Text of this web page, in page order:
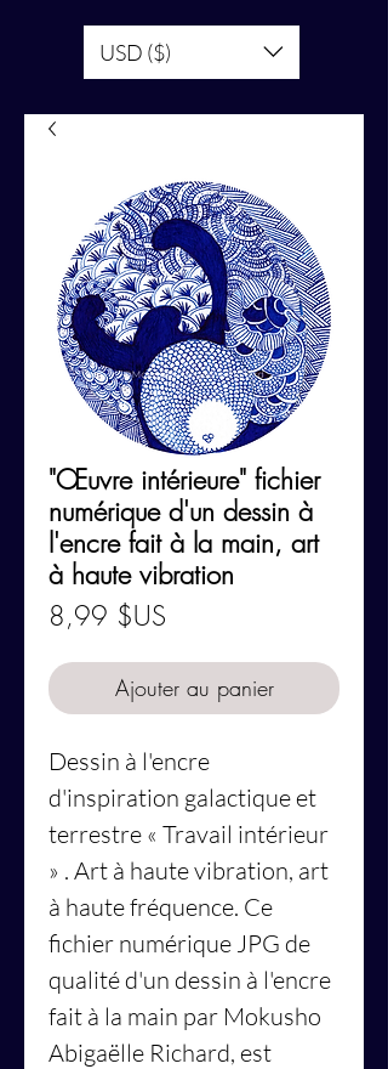
USD ($)
"Œuvre intérieure" fichier
numérique d'un dessin à
l'encre fait à la main, art
à haute vibration
8,99 $US
Ajouter au panier
Dessin à l'encre
d'inspiration galactique et
terrestre « Travail intérieur
» . Art à haute vibration, art
à haute fréquence. Ce
fichier numérique JPG de
qualité d'un dessin à l'encre
fait à la main par Mokusho
Abigaëlle Richard, est